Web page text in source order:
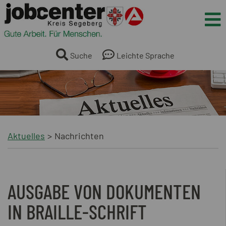
Springe direkt zum Inhalt
Suche Leichte Sprache
Aktuelles Nachrichten
AUSGABE VON DOKUMENTEN
IN BRAILLE-SCHRIFT